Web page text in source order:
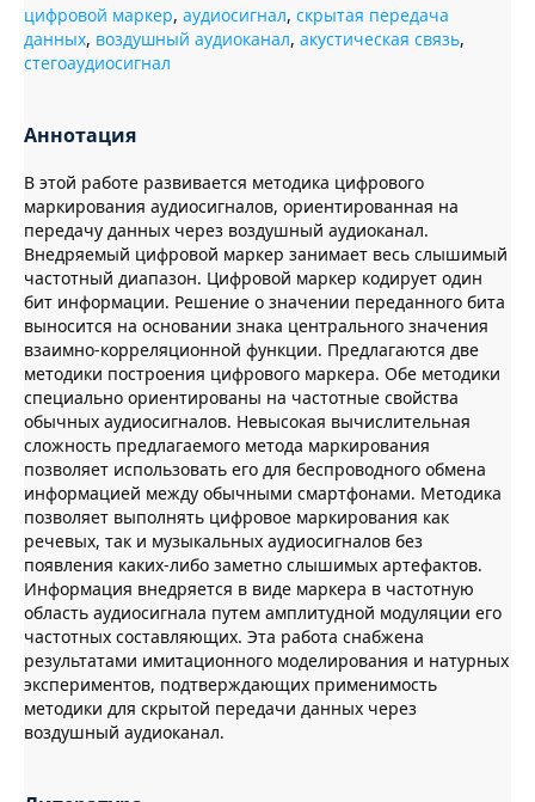
цифровой маркер, аудиосигнал, скрытая передача
данных, воздушный аудиоканал, акустическая связь,
стегоаудиосигнал
Аннотация
В этой работе развивается методика цифрового
маркирования аудиосигналов, ориентированная на
передачу данных через воздушный аудиоканал.
Внедряемый цифровой маркер занимает весь слышимый
частотный диапазон. Цифровой маркер кодирует один
бит информации. Решение о значении переданного бита
выносится на основании знака центрального значения
взаимно-корреляционной функции. Предлагаются две
методики построения цифрового маркера. Обе методики
специально ориентированы на частотные свойства
обычных аудиосигналов. Невысокая вычислительная
сложность предлагаемого метода маркирования
позволяет использовать его для беспроводного обмена
информацией между обычными смартфонами. Методика
позволяет выполнять цифровое маркирования как
речевых, так и музыкальных аудиосигналов без
появления каких-либо заметно слышимых артефактов.
Информация внедряется в виде маркера в частотную
область аудиосигнала путем амплитудной модуляции его
частотных составляющих. Эта работа снабжена
результатами имитационного моделирования и натурных
экспериментов, подтверждающих применимость
методики для скрытой передачи данных через
воздушный аудиоканал.